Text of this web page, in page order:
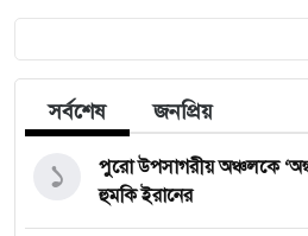
সর্বশেষ জনপ্রিয়
পুরো উপসাগরীয় অঞ্চলকে
হুমকি ইরানের
১